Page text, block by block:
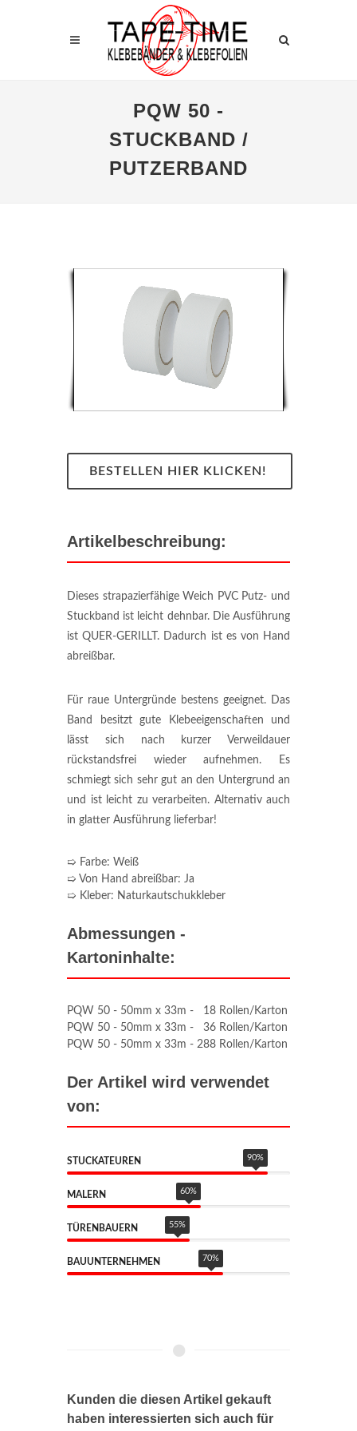
PQW 50 -
STUCKBAND /
PUTZERBAND
BESTELLEN HIER KLICKEN!
Artikelbeschreibung:
Dieses strapazierfähige Weich PVC Putz- und
Stuckband ist leicht dehnbar. Die Ausführung
ist QUER-GERILLT. Dadurch ist es von Hand
abreißbar.
Für raue Untergründe bestens geeignet. Das
Band besitzt gute Klebeeigenschaften und
lässt sich nach kurzer Verweildauer
rückstandsfrei wieder aufnehmen. Es
schmiegt sich sehr gut an den Untergrund an
und ist leicht zu verarbeiten. Alternativ auch
in glatter Ausführung lieferbar!
➯ Farbe: Weiß
➯ Von Hand abreißbar: Ja
➯ Kleber: Naturkautschukkleber
Abmessungen -
Kartoninhalte:
PQW 50 - 50mm x 33m - 18 Rollen/Karton
PQW 50 - 50mm x 33m - 36 Rollen/Karton
PQW 50 - 50mm x 33m - 288 Rollen/Karton
Der Artikel wird verwendet
von:
STUCKATEUREN 90%
MALERN 60%
TÜRENBAUERN 55%
BAUUNTERNEHMEN 70%
Kunden die diesen Artikel gekauft
haben interessierten sich auch für